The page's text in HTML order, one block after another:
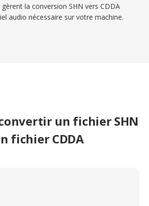
la conversion SHN vers CDDA
audio nécessaire sur votre machine.
un fichier SHN
fichier CDDA